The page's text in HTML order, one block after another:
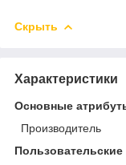
Скрыть
Характеристики
Основные
Производитель
Пользовательские